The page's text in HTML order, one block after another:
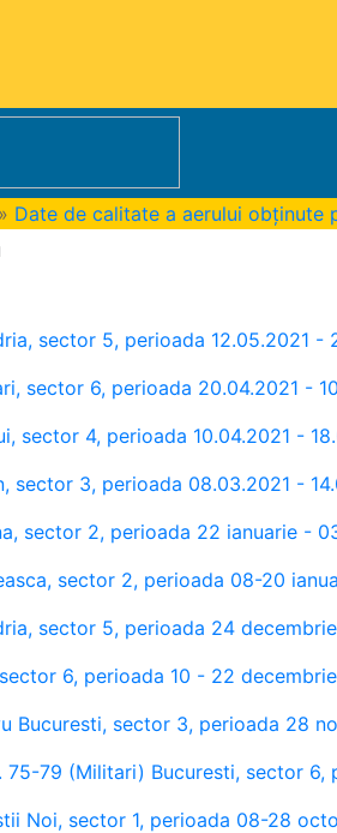
» Date de calitate a aerului obținute
sector 5, perioada 12.05.2021 -
sector 6, perioada 20.04.2021 -
sector 4, perioada 10.04.2021 -
sector 3, perioada 08.03.2021 -
sector 2, perioada 22 ianuarie -
sector 2, perioada 08-20
sector 5, perioada 24
6, perioada 10 - 22
Bucuresti, sector 3, perioada 28
75-79 (Militari) Bucuresti, sector
Noi, sector 1, perioada 08-28